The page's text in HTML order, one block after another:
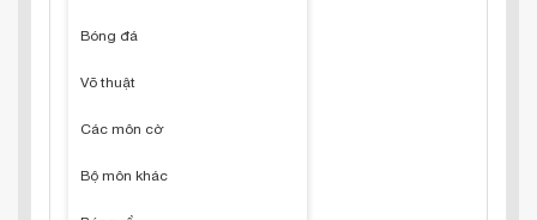
Bóng đá
Võ thuật
Các môn cờ
Bộ môn khác